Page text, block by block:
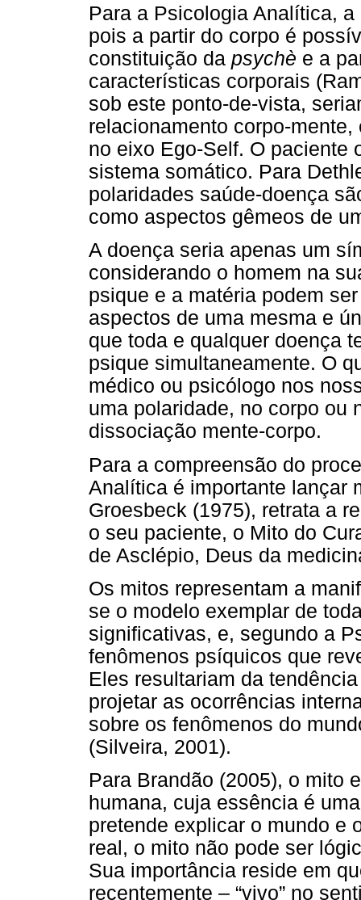
Para a Psicologia Analítica,
pois a partir do corpo é
constituição da psychè e a
características corporais
sob este ponto-de-vista,
relacionamento corpo-
no eixo Ego-Self. O paciente
sistema somático. Para
polaridades saúde-doença
como aspectos gêmeos de
A doença seria apenas um
considerando o homem na
psique e a matéria podem
aspectos de uma mesma e
que toda e qualquer doença
psique simultaneamente. O
médico ou psicólogo nos
uma polaridade, no corpo ou
dissociação mente-corpo.
Para a compreensão do
Analítica é importante lançar
Groesbeck (1975), retrata a
o seu paciente, o Mito do
de Asclépio, Deus da
Os mitos representam a
se o modelo exemplar de
significativas, e, segundo a
fenômenos psíquicos que
Eles resultariam da
projetar as ocorrências
sobre os fenômenos do
(Silveira, 2001).
Para Brandão (2005), o mito
humana, cuja essência é
pretende explicar o mundo e
real, o mito não pode ser
Sua importância reside em
recentemente – “vivo” no